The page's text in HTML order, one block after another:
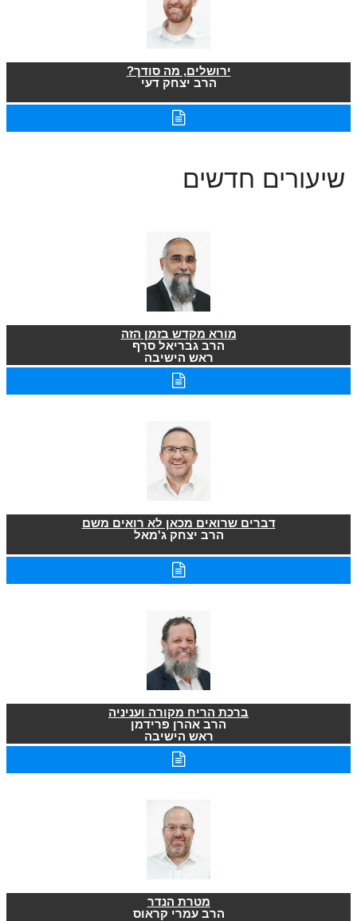
ירושלים, מה סודך?
הרב יצחק דעי
שיעורים חדשים
מורא מקדש בזמן הזה
הרב גבריאל סרף
ראש הישיבה
דברים שרואים מכאן לא רואים משם
הרב יצחק ג'מאל
ברכת הריח מקורה ועניניה
הרב אהרן פרידמן
ראש הישיבה
מטרת הנדר
הרב עמרי קראוס